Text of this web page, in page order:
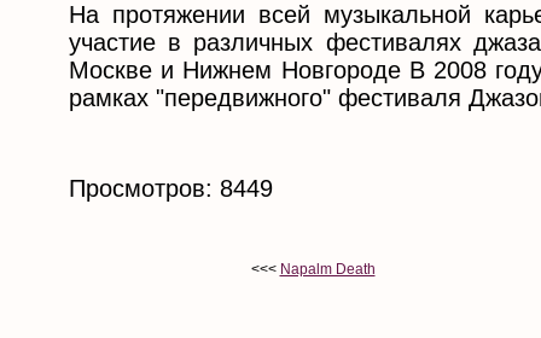
На протяжении всей музыкальной
участие в различных фестивалях
Москве и Нижнем Новгороде В 2008
рамках "передвижного" фестиваля
Просмотров: 8449
<<< Napalm Death